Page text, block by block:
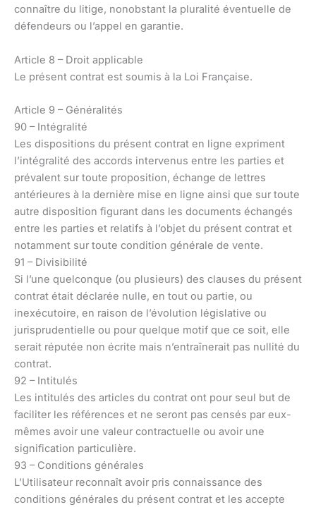
connaître du litige, nonobstant la pluralité éventuelle de
défendeurs ou l’appel en garantie.
Article 8 – Droit applicable
Le présent contrat est soumis à la Loi Française.
Article 9 – Généralités
90 – Intégralité
Les dispositions du présent contrat en ligne expriment
l’intégralité des accords intervenus entre les parties et
prévalent sur toute proposition, échange de lettres
antérieures à la dernière mise en ligne ainsi que sur toute
autre disposition figurant dans les documents échangés
entre les parties et relatifs à l’objet du présent contrat et
notamment sur toute condition générale de vente.
91 – Divisibilité
Si l’une quelconque (ou plusieurs) des clauses du présent
contrat était déclarée nulle, en tout ou partie, ou
inexécutoire, en raison de l’évolution législative ou
jurisprudentielle ou pour quelque motif que ce soit, elle
serait réputée non écrite mais n’entraînerait pas nullité du
contrat.
92 – Intitulés
Les intitulés des articles du contrat ont pour seul but de
faciliter les références et ne seront pas censés par eux-
mêmes avoir une valeur contractuelle ou avoir une
signification particulière.
93 – Conditions générales
L’Utilisateur reconnaît avoir pris connaissance des
conditions générales du présent contrat et les accepte